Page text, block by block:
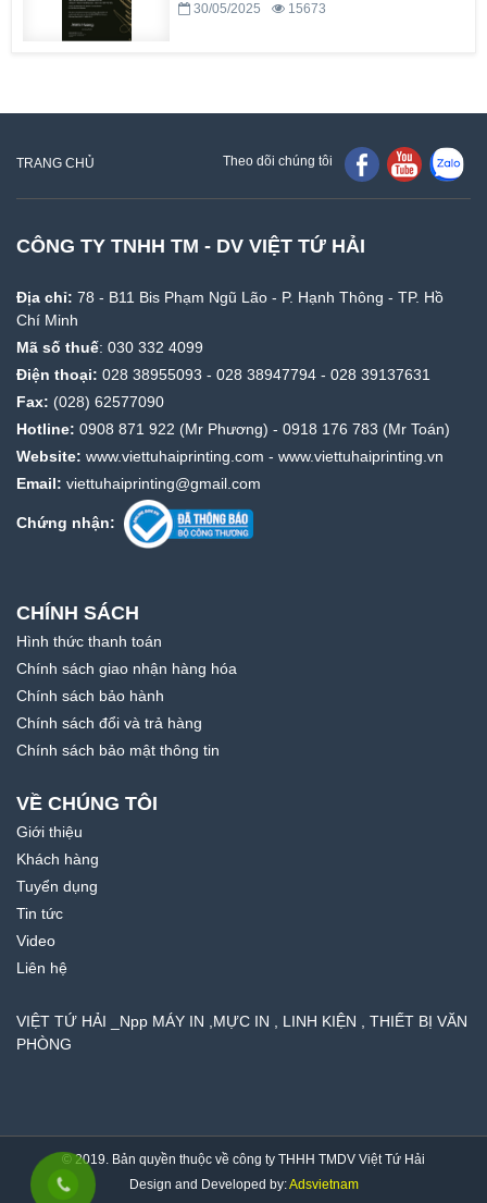
30/05/2025 15673
TRANG CHỦ Theo dõi chúng tôi
CÔNG TY TNHH TM - DV VIỆT TỨ HẢI
Địa chỉ: 78 - B11 Bis Phạm Ngũ Lão - P. Hạnh Thông - TP. Hồ
Chí Minh
Mã số thuế: 030 332 4099
Điện thoại: 028 38955093 - 028 38947794 - 028 39137631
Fax: (028) 62577090
Hotline: 0908 871 922 (Mr Phương) - 0918 176 783 (Mr Toán)
Website: www.viettuhaiprinting.com - www.viettuhaiprinting.vn
Email: viettuhaiprinting@gmail.com
Chứng nhận:
CHÍNH SÁCH
Hình thức thanh toán
Chính sách giao nhận hàng hóa
Chính sách bảo hành
Chính sách đổi và trả hàng
Chính sách bảo mật thông tin
VỀ CHÚNG TÔI
Giới thiệu
Khách hàng
Tuyển dụng
Tin tức
Video
Liên hệ
VIỆT TỨ HẢI _Npp MÁY IN ,MỰC IN , LINH KIỆN , THIẾT BỊ VĂN
PHÒNG
© 2019. Bản quyền thuộc về công ty THHH TMDV Việt Tứ Hải
Design and Developed by:Adsvietnam